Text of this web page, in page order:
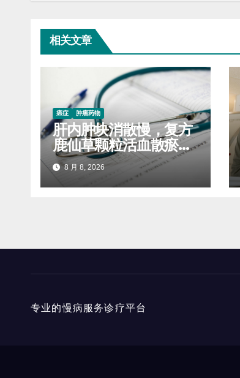
相关文章
癌症 肿瘤药物
肝内肿块消散慢，复方
鹿仙草颗粒活血散瘀抑
制毒结堆积
8 月 8, 2026
专业的慢病服务诊疗平台